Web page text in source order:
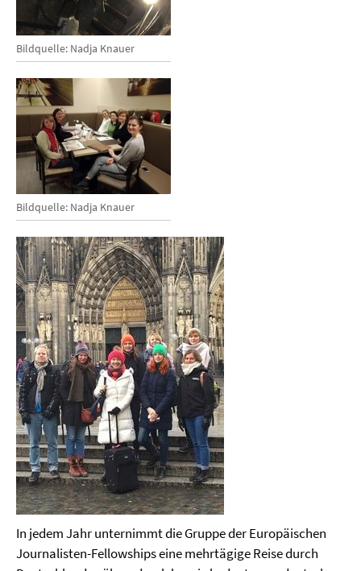
Bildquelle: Nadja Knauer
Bildquelle: Nadja Knauer
In jedem Jahr unternimmt die Gruppe der Europäischen
Journalisten-Fellowships eine mehrtägige Reise durch